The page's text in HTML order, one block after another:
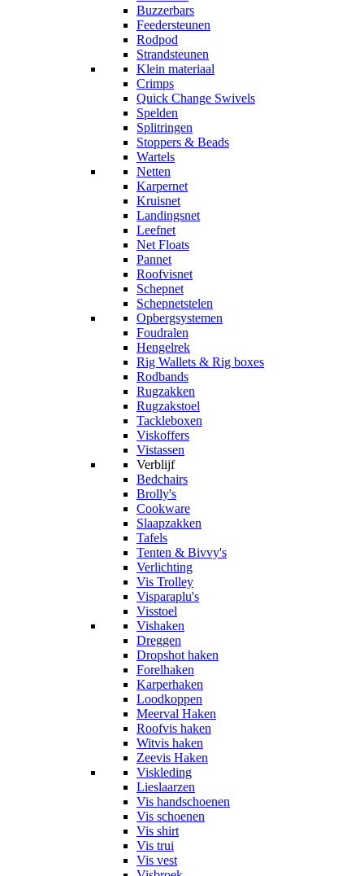
Buzzerbars
Feedersteunen
Rodpod
Strandsteunen
Klein materiaal
Crimps
Quick Change Swivels
Spelden
Splitringen
Stoppers & Beads
Wartels
Netten
Karpernet
Kruisnet
Landingsnet
Leefnet
Net Floats
Pannet
Roofvisnet
Schepnet
Schepnetstelen
Opbergsystemen
Foudralen
Hengelrek
Rig Wallets & Rig boxes
Rodbands
Rugzakken
Rugzakstoel
Tackleboxen
Viskoffers
Vistassen
Verblijf
Bedchairs
Brolly's
Cookware
Slaapzakken
Tafels
Tenten & Bivvy's
Verlichting
Vis Trolley
Visparaplu's
Visstoel
Vishaken
Dreggen
Dropshot haken
Forelhaken
Karperhaken
Loodkoppen
Meerval Haken
Roofvis haken
Witvis haken
Zeevis Haken
Viskleding
Lieslaarzen
Vis handschoenen
Vis schoenen
Vis shirt
Vis trui
Vis vest